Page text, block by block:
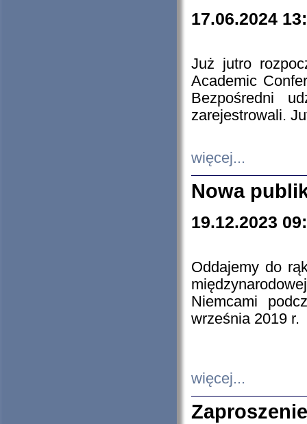
17.06.2024
Już jutro
Academic
Bezpośredni
zarejestrowali.
więcej...
Nowa
19.12.2023
Oddajemy do
Niemcami
września 2019 r.
więcej...